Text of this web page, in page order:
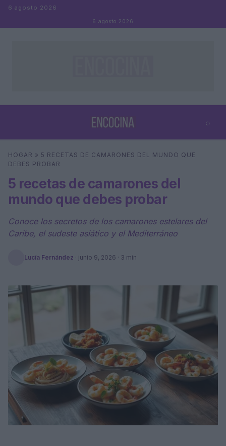
Saltar al contenido
6 agosto 2026
6 agosto 2026
⌕
Buscar ⌕
HOGAR » 5 RECETAS DE CAMARONES DEL MUNDO QUE
DEBES PROBAR
5 recetas de camarones del
mundo que debes probar
Conoce los secretos de los camarones estelares del
Caribe, el sudeste asiático y el Mediterráneo
Lucía Fernández · junio 9, 2026 · 3 min